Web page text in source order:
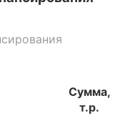
Сумма,
т.р.